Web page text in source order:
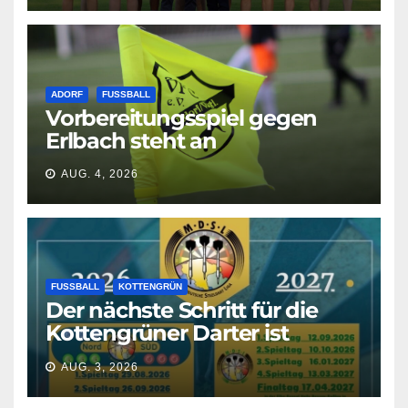
ADORF FUSSBALL
Vorbereitungsspiel gegen
Erlbach steht an
AUG. 4, 2026
FUSSBALL KOTTENGRÜN
Der nächste Schritt für die
Kottengrüner Darter ist
geschafft!
AUG. 3, 2026